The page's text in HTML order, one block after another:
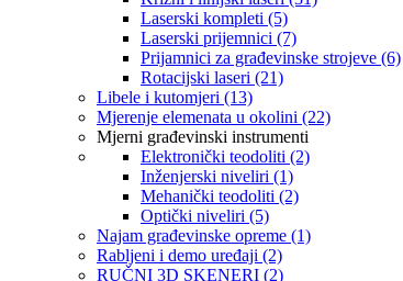
Laserski kompleti (5)
Laserski prijemnici (7)
Prijamnici za građevinske strojeve (6)
Rotacijski laseri (21)
Libele i kutomjeri (13)
Mjerenje elemenata u okolini (22)
Mjerni građevinski instrumenti
Elektronički teodoliti (2)
Inženjerski niveliri (1)
Mehanički teodoliti (2)
Optički niveliri (5)
Najam građevinske opreme (1)
Rabljeni i demo uređaji (2)
RUČNI 3D SKENERI (2)